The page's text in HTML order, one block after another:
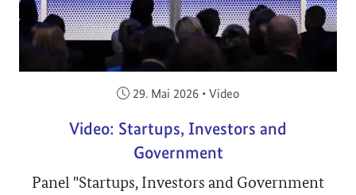
Veröffentlicht am:
29. Mai 2026 • Video
Video: Startups, Investors and
Government
Panel "Startups, Investors and Government